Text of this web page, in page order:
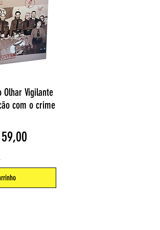
rápida
Olhar Vigilante
com o crime
promocional